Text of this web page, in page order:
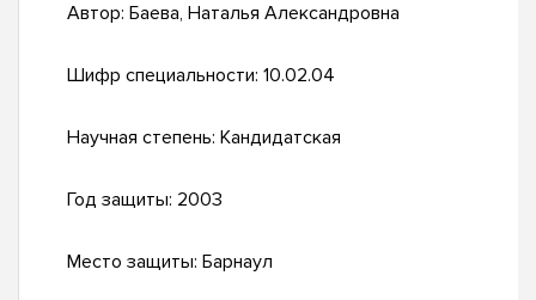
Автор: Баева, Наталья Александровна
Шифр специальности: 10.02.04
Научная степень: Кандидатская
Год защиты: 2003
Место защиты: Барнаул